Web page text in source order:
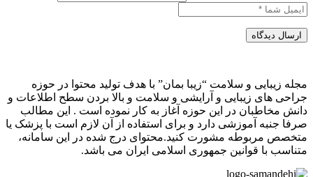
ارسال دیدگاه
مجله زیبایی و سلامت “زیبا بمان” با هدف تولید محتوا در حوزه
جراحی های زیبایی و آرایشی و سلامت و بالا بردن سطح اطلاعات و
دانش مخاطبان در این حوزه آغاز به کار نموده است . این مطالب
صرفا جنبه آموزشی دارد و برای استفاده از آن لازم است با پزشک یا
متخصص مربوطه مشورت کنید.محتوای درج شده در این سامانه،
متناسب با قوانین جمهوری اسلامی ایران می باشد.